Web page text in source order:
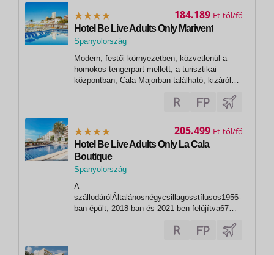
Hotel Be Live Adults Only Marivent
Spanyolország
Modern, festői környezetben, közvetlenül a
homokos tengerpart mellett, a turisztikai
központban, Cala Majorban található, kizárólag
napfényt a strandon vagy a medence mellett,
jógázz, vagy tartsd magad formában az
184.189 Ft
Hotel Be Live Adults Only La Cala
Boutique
Spanyolország
A
szállodárólÁltalánosnégycsillagosstílusos1956-
ban épült, 2018-ban és 2021-ben felújítva67
előcsarnok24 órás recepciókonferenciaterem a
szomszédos Be Live Adults Only Marivent
205.499 Ft